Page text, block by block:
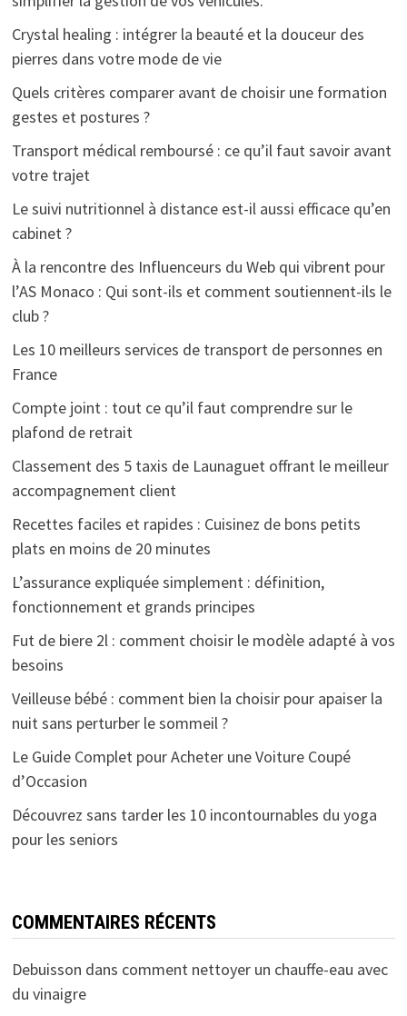
Crystal healing : intégrer la beauté et la douceur des
pierres dans votre mode de vie
Quels critères comparer avant de choisir une formation
gestes et postures ?
Transport médical remboursé : ce qu’il faut savoir avant
votre trajet
Le suivi nutritionnel à distance est-il aussi efficace qu’en
cabinet ?
À la rencontre des Influenceurs du Web qui vibrent pour
l’AS Monaco : Qui sont-ils et comment soutiennent-ils le
club ?
Les 10 meilleurs services de transport de personnes en
France
Compte joint : tout ce qu’il faut comprendre sur le
plafond de retrait
Classement des 5 taxis de Launaguet offrant le meilleur
accompagnement client
Recettes faciles et rapides : Cuisinez de bons petits
plats en moins de 20 minutes
L’assurance expliquée simplement : définition,
fonctionnement et grands principes
Fut de biere 2l : comment choisir le modèle adapté à vos
besoins
Veilleuse bébé : comment bien la choisir pour apaiser la
nuit sans perturber le sommeil ?
Le Guide Complet pour Acheter une Voiture Coupé
d’Occasion
Découvrez sans tarder les 10 incontournables du yoga
pour les seniors
COMMENTAIRES RÉCENTS
Debuisson dans comment nettoyer un chauffe-eau avec
du vinaigre